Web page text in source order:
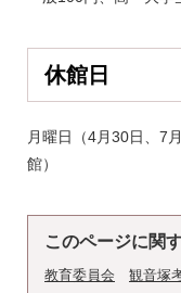
休館日
月曜日（4月30日、7
館）
このページに関
教育委員会 観音塚